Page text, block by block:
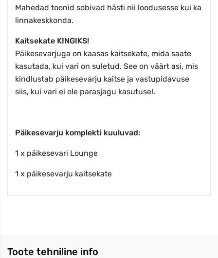
Mahedad toonid sobivad hästi nii loodusesse kui ka
linnakeskkonda.
Kaitsekate KINGIKS!
Päikesevarjuga on kaasas kaitsekate, mida saate
kasutada, kui vari on suletud. See on väärt asi, mis
kindlustab päikesevarju kaitse ja vastupidavuse
siis, kui vari ei ole parasjagu kasutusel.
Päikesevarju komplekti kuuluvad:
1 x päikesevari Lounge
1 x päikesevarju kaitsekate
Toote tehniline info